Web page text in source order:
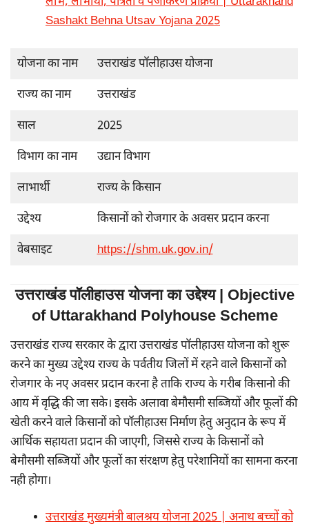
Sashakt Behna Utsav Yojana 2025
योजना का नाम उत्तराखंड पॉलीहाउस योजना
राज्य का नाम उत्तराखंड
साल 2025
विभाग का नाम उद्यान विभाग
लाभार्थी राज्य के किसान
उद्देश्य किसानों को रोजगार के अवसर प्रदान करना
वेबसाइट https://shm.uk.gov.in/
उत्तराखंड पॉलीहाउस योजना का उद्देश्य | Objective
of Uttarakhand Polyhouse Scheme
उत्तराखंड राज्य सरकार के द्वारा उत्तराखंड पॉलीहाउस योजना को शुरू
करने का मुख्य उद्देश्य राज्य के पर्वतीय जिलों में रहने वाले किसानों को
रोजगार के नए अवसर प्रदान करना है ताकि राज्य के गरीब किसानो की
आय में वृद्धि की जा सके। इसके अलावा बेमौसमी सब्जियों और फूलों की
खेती करने वाले किसानों को पॉलीहाउस निर्माण हेतु अनुदान के रूप में
आर्थिक सहायता प्रदान की जाएगी, जिससे राज्य के किसानों को
बेमौसमी सब्जियों और फूलों का संरक्षण हेतु परेशानियों का सामना करना
नही होगा।
उत्तराखंड मुख्यमंत्री बालश्रय योजना 2025 | अनाथ बच्चों को